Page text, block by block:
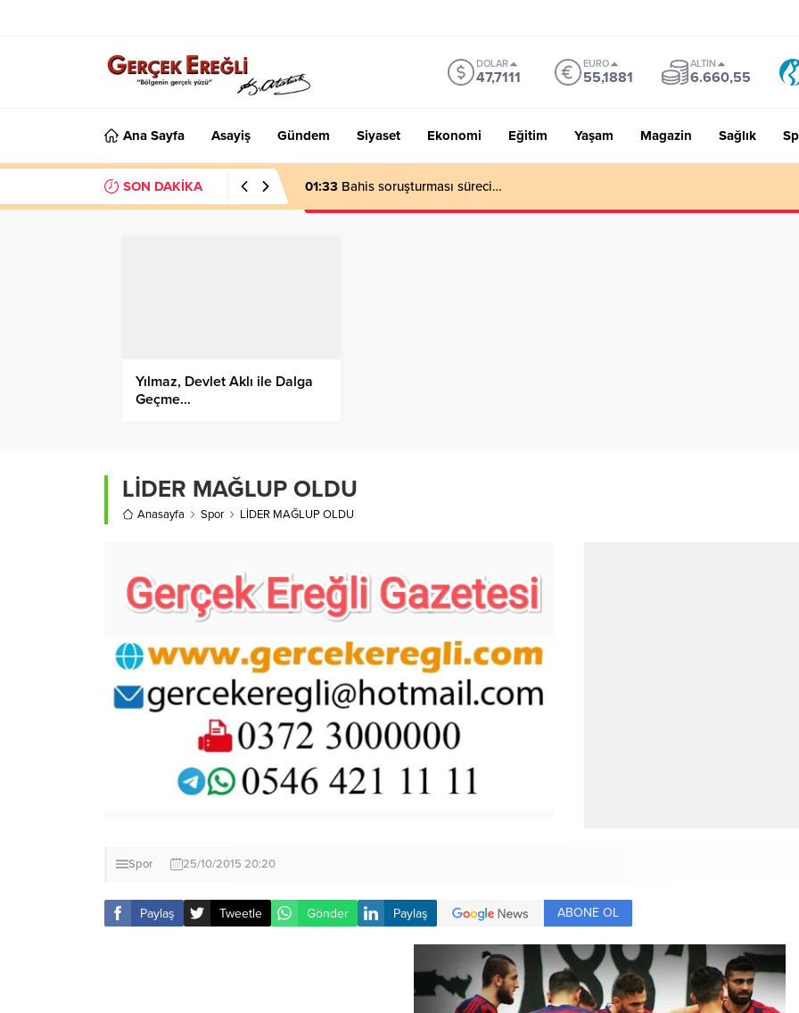
DOLAR
47,7111
EURO
55,1881
ALTIN
6.660,55
Ana Sayfa Asayiş Gündem Siyaset Ekonomi Eğitim Yaşam Magazin Sağlık
SON DAKİKA 01:33 Bahis soruşturması süreci…
Yılmaz, Devlet Aklı ile Dalga
Geçme…
LİDER MAĞLUP OLDU
Anasayfa Spor LİDER MAĞLUP OLDU
Spor 25/10/2015 20:20
Paylaş Tweetle Gönder Paylaş ABONE OL